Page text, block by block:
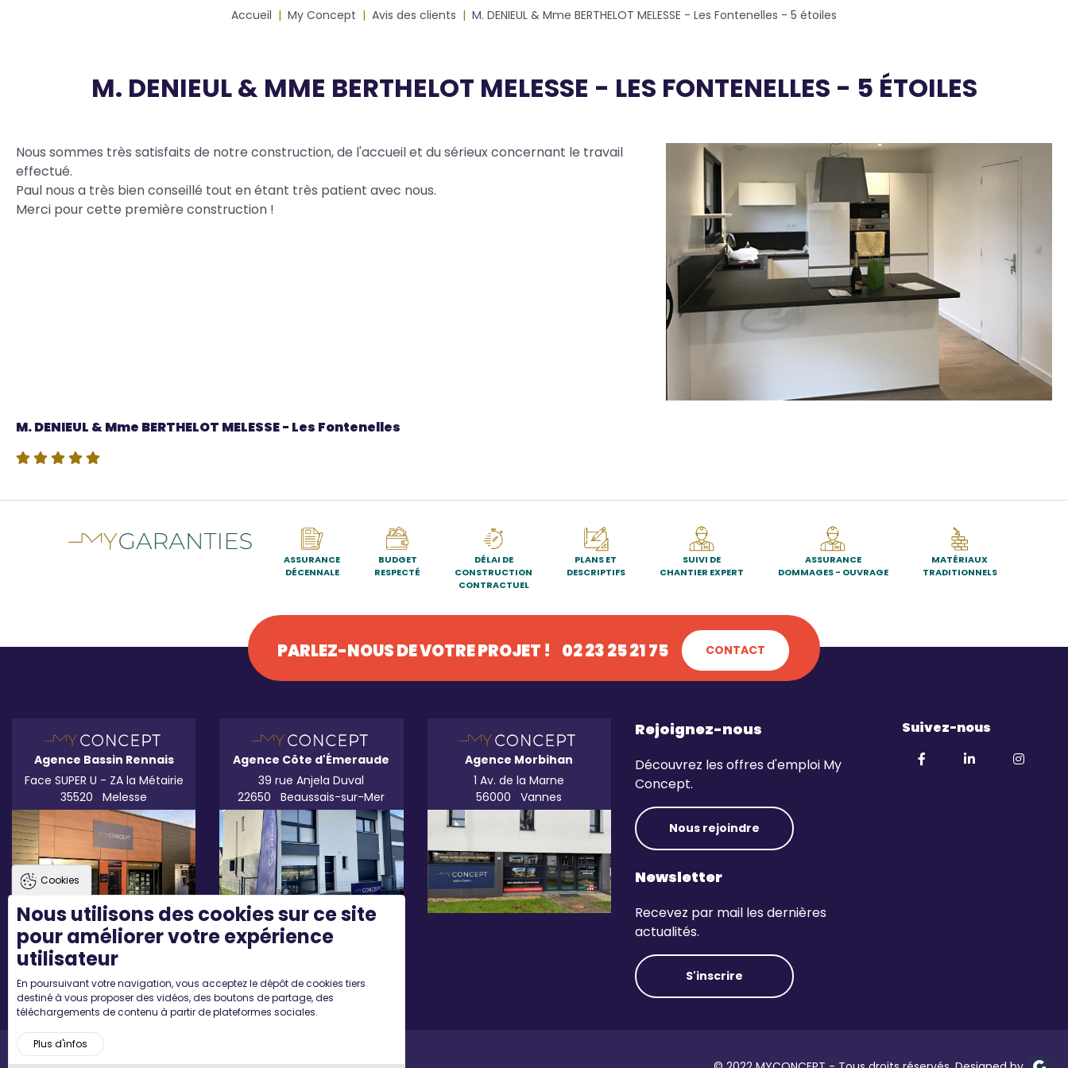
Accueil My Concept Avis des clients M. DENIEUL & Mme BERTHELOT MELESSE - Les Fontenelles - 5 étoiles
M. DENIEUL & MME BERTHELOT MELESSE - LES FONTENELLES - 5 ÉTOILES
Body
Nous sommes très satisfaits de notre construction, de l'accueil et du sérieux concernant le travail
effectué.
Paul nous a très bien conseillé tout en étant très patient avec nous.
Merci pour cette première construction !
Photo
Source
M. DENIEUL & Mme BERTHELOT MELESSE - Les Fontenelles
ASSURANCE
DÉCENNALE
BUDGET
RESPECTÉ
DÉLAI DE
CONSTRUCTION
CONTRACTUEL
PLANS ET
DESCRIPTIFS
SUIVI DE
CHANTIER EXPERT
ASSURANCE
DOMMAGES - OUVRAGE
MATÉRIAUX
TRADITIONNELS
PARLEZ-NOUS DE VOTRE PROJET ! 02 23 25 21 75 CONTACT
Agence Bassin Rennais
Face SUPER U - ZA la Métairie
35520
Melesse
Agence Côte d'Émeraude
39 rue Anjela Duval
22650
Beaussais-sur-Mer
Agence Morbihan
1 Av. de la Marne
56000
Vannes
Rejoignez-nous
Découvrez les offres d'emploi My
Concept.
Nous rejoindre
Newsletter
Recevez par mail les dernières
actualités.
S'inscrire
Suivez-nous
Cookies
Nous utilisons des cookies sur ce site
pour améliorer votre expérience
utilisateur
En poursuivant votre navigation, vous acceptez le dépôt de cookies tiers
destiné à vous proposer des vidéos, des boutons de partage, des
téléchargements de contenu à partir de plateformes sociales.
Plus d'infos